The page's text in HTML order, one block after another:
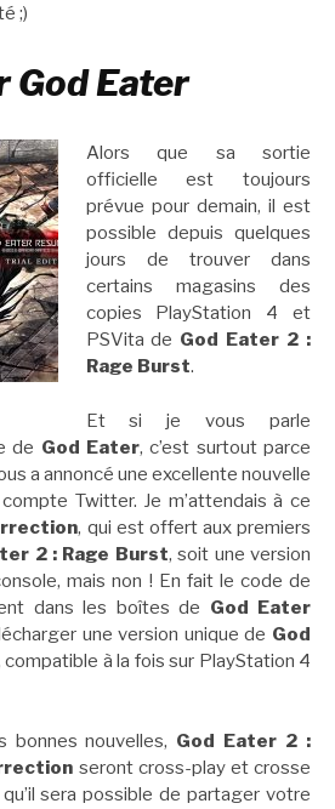
;)
God Eater
Alors que sa sortie
officielle est toujours
prévue pour demain, il est
possible depuis quelques
jours de trouver dans
certains magasins des
copies PlayStation 4 et
PSVita de God Eater 2 :
Rage Burst.
Et si je vous parle
de God Eater, c’est surtout parce
a annoncé une excellente nouvelle
Twitter. Je m’attendais à ce
, qui est offert aux premiers
2 : Rage Burst, soit une version
mais non ! En fait le code de
dans les boîtes de God Eater
une version unique de God
compatible à la fois sur PlayStation 4
bonnes nouvelles, God Eater 2 :
seront cross-play et crosse
sera possible de partager votre